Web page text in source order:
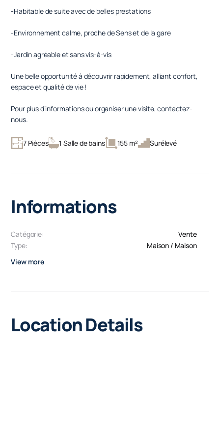
-Habitable de suite avec de belles prestations
-Environnement calme, proche de Sens et de la gare
-Jardin agréable et sans vis-à-vis
Une belle opportunité à découvrir rapidement, alliant confort,
espace et qualité de vie !
Pour plus d’informations ou organiser une visite, contactez-
nous.
7 Pièces 1 Salle de bains 155 m² Surélevé
Informations
Catégorie:
Vente
Type:
Maison / Maison
View more
Location Details